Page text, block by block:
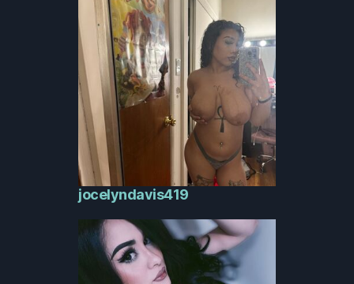
jocelyndavis419